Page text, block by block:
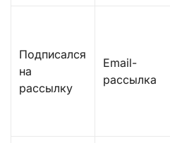
Подписался
на
рассылку
Email-
рассылка